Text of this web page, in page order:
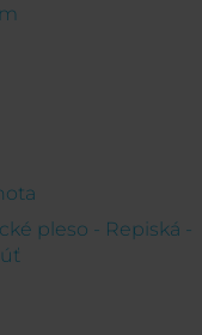
pleso - Repiská -